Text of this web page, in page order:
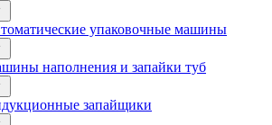
упаковочные машины
наполнения и запайки туб
запайщики